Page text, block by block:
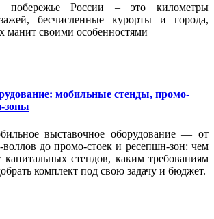
побережье России – это километры
бесчисленные курорты и города,
манит своими особенностями
мобильные стенды, промо-
зоны
выставочное оборудование — от
воллов до промо-стоек и ресепшн-зон: чем
капитальных стендов, каким требованиям
комплект под свою задачу и бюджет.